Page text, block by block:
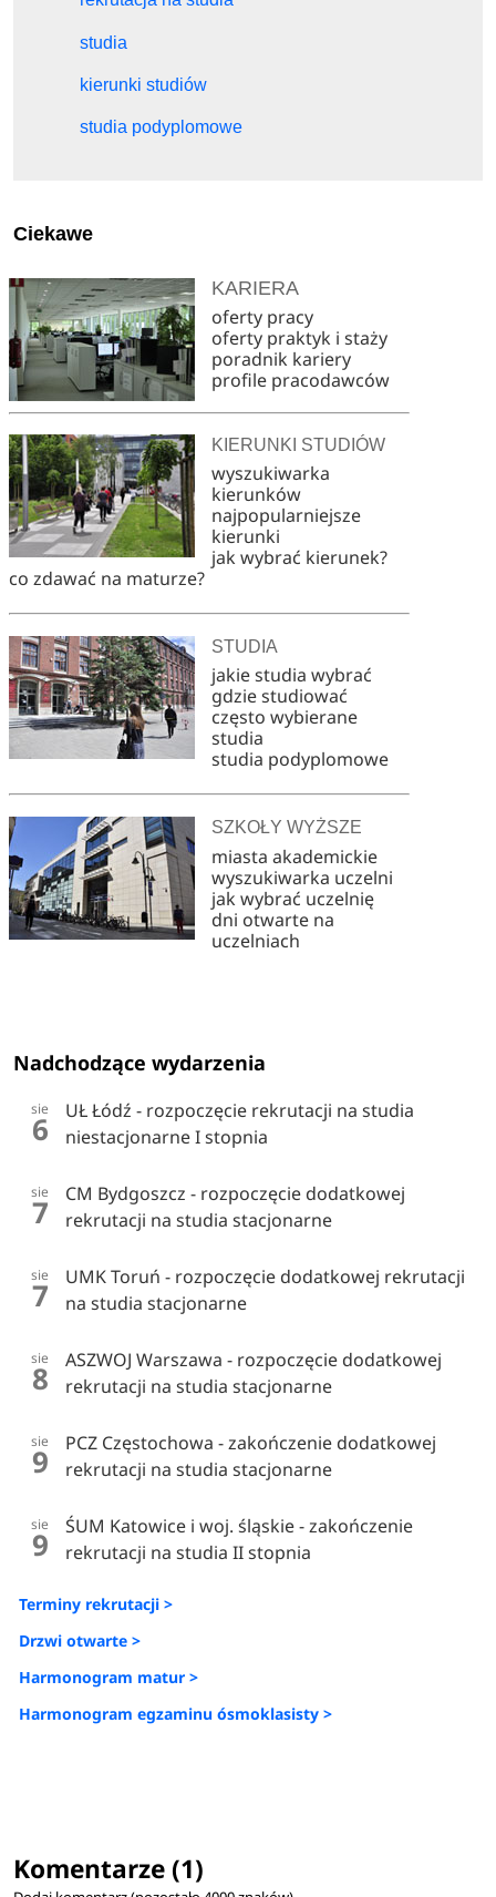
studia
kierunki studiów
studia podyplomowe
Ciekawe
KARIERA
oferty pracy
oferty praktyk i staży
poradnik kariery
profile pracodawców
KIERUNKI STUDIÓW
wyszukiwarka
kierunków
najpopularniejsze
kierunki
jak wybrać kierunek?
co zdawać na maturze?
STUDIA
jakie studia wybrać
gdzie studiować
często wybierane
studia
studia podyplomowe
SZKOŁY WYŻSZE
miasta akademickie
wyszukiwarka uczelni
jak wybrać uczelnię
dni otwarte na
uczelniach
Nadchodzące wydarzenia
sie
6
UŁ Łódź - rozpoczęcie rekrutacji na studia
niestacjonarne I stopnia
sie
7
CM Bydgoszcz - rozpoczęcie dodatkowej
rekrutacji na studia stacjonarne
sie
7
UMK Toruń - rozpoczęcie dodatkowej rekrutacji
na studia stacjonarne
sie
8
ASZWOJ Warszawa - rozpoczęcie dodatkowej
rekrutacji na studia stacjonarne
sie
9
PCZ Częstochowa - zakończenie dodatkowej
rekrutacji na studia stacjonarne
sie
9
ŚUM Katowice i woj. śląskie - zakończenie
rekrutacji na studia II stopnia
Terminy rekrutacji >
Drzwi otwarte >
Harmonogram matur >
Harmonogram egzaminu ósmoklasisty >
Komentarze (1)